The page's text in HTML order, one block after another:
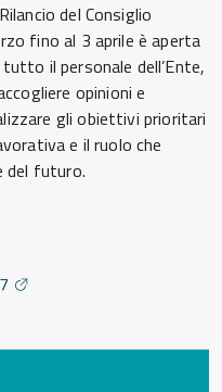
del Consiglio
fino al 3 aprile è aperta
il personale dell’Ente,
opinioni e
gli obiettivi prioritari
e il ruolo che
del futuro.